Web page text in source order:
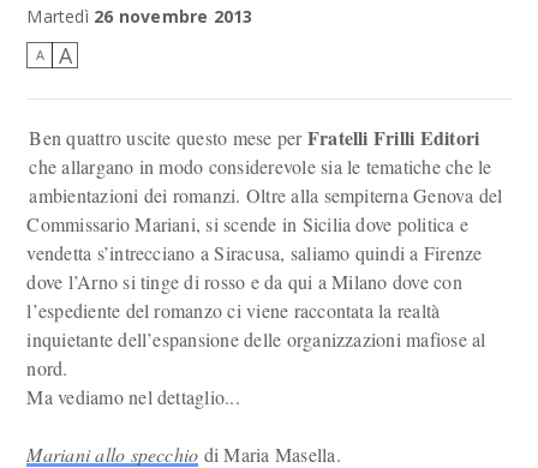
Martedì 26 novembre 2013
A A
Ben quattro uscite questo mese perFratelli Frilli Editori
che allargano in modo considerevole sia le tematiche che le
ambientazioni dei romanzi. Oltre alla sempiterna Genova del
Commissario Mariani, si scende in Sicilia dove politica e
vendetta s’intrecciano a Siracusa, saliamo quindi a Firenze
dove l’Arno si tinge di rosso e da qui a Milano dove con
l’espediente del romanzo ci viene raccontata la realtà
inquietante dell’espansione delle organizzazioni mafiose al
nord.
Ma vediamo nel dettaglio...
Mariani allo specchio di Maria Masella.